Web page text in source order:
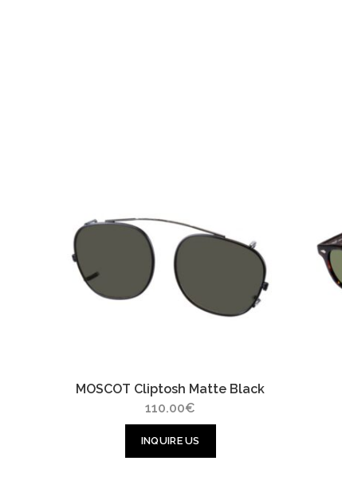
MOSCOT Cliptosh Matte Black
110.00€
INQUIRE US